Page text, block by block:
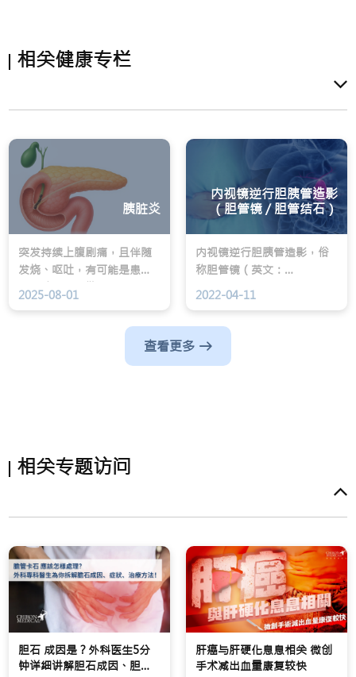
相关健康专栏
胰脏炎
突发持续上腹剧痛，且伴随
发烧、呕吐，有可能是患了
急性胰脏炎。楷和医疗外科
2025-08-01
内视镜逆行胆胰管造影
（胆管镜 / 胆管结石）
内视镜逆行胆胰管造影，俗
称胆管镜（英文：
Endoscopic Retrograde
可弯曲的管状镜头由口腔进
入十二指肠，再进入胆管或
2022-04-11
查看更多
相关专题访问
胆石 成因是？外科医生5分
钟详细讲解胆石成因、胆石
肝癌与肝硬化息息相关 微创
手术减出血量康复较快